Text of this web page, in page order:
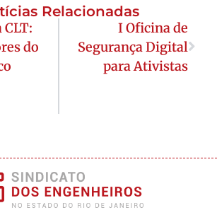
Relacionadas
do
I Oficina de
Segurança Digital
para Ativistas